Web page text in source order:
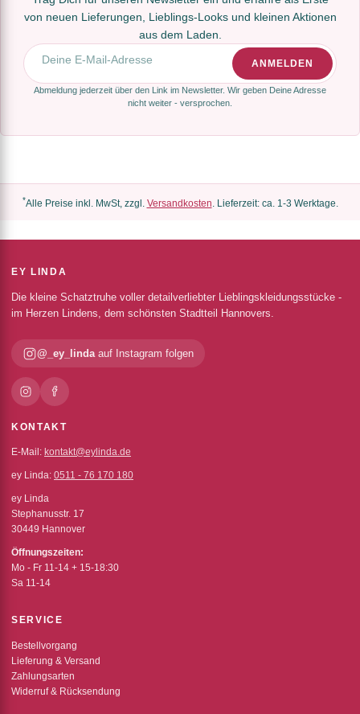
von neuen Lieferungen, Lieblings-Looks und kleinen Aktionen
aus dem Laden.
E-Mail-Adresse
ANMELDEN
Abmeldung jederzeit über den Link im Newsletter. Wir geben Deine Adresse
nicht weiter - versprochen.
*Alle Preise inkl. MwSt, zzgl. Versandkosten. Lieferzeit: ca. 1-3 Werktage.
EY LINDA
Die kleine Schatztruhe voller detailverliebter Lieblingskleidungsstücke -
im Herzen Lindens, dem schönsten Stadtteil Hannovers.
@_ey_lindaauf Instagram folgen
KONTAKT
E-Mail: kontakt@eylinda.de
ey Linda: 0511 - 76 170 180
ey Linda
Stephanusstr. 17
30449 Hannover
Öffnungszeiten:
Mo - Fr 11-14 + 15-18:30
Sa 11-14
SERVICE
Bestellvorgang
Lieferung & Versand
Zahlungsarten
Widerruf & Rücksendung